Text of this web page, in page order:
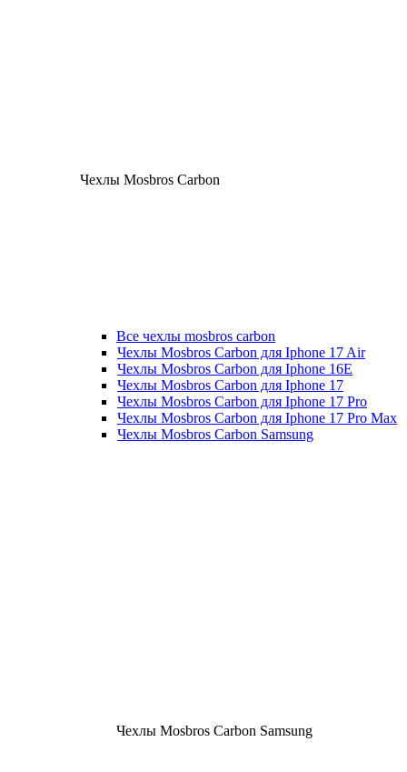
Чехлы Mosbros Carbon
Все чехлы mosbros carbon
Чехлы Mosbros Carbon для Iphone 17 Air
Чехлы Mosbros Carbon для Iphone 16E
Чехлы Mosbros Carbon для Iphone 17
Чехлы Mosbros Carbon для Iphone 17 Pro
Чехлы Mosbros Carbon для Iphone 17 Pro Max
Чехлы Mosbros Carbon Samsung
Чехлы Mosbros Carbon Samsung